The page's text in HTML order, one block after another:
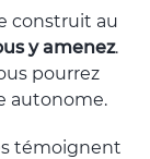
construit au
y amenez.
pourrez
autonome.
témoignent